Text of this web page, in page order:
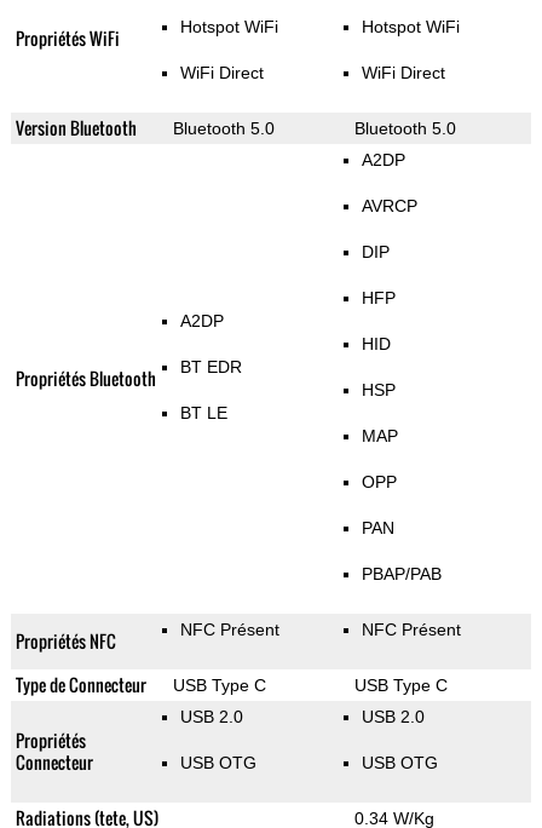
Propriétés WiFi Hotspot WiFi
WiFi Direct
Hotspot WiFi
WiFi Direct
Version Bluetooth Bluetooth 5.0 Bluetooth 5.0
Propriétés Bluetooth
A2DP
BT EDR
BT LE
A2DP
AVRCP
DIP
HFP
HID
HSP
MAP
OPP
PAN
PBAP/PAB
Propriétés NFC NFC Présent NFC Présent
Type de Connecteur USB Type C USB Type C
Propriétés
Connecteur
USB 2.0
USB OTG
USB 2.0
USB OTG
Radiations (tete, US) 0.34 W/Kg